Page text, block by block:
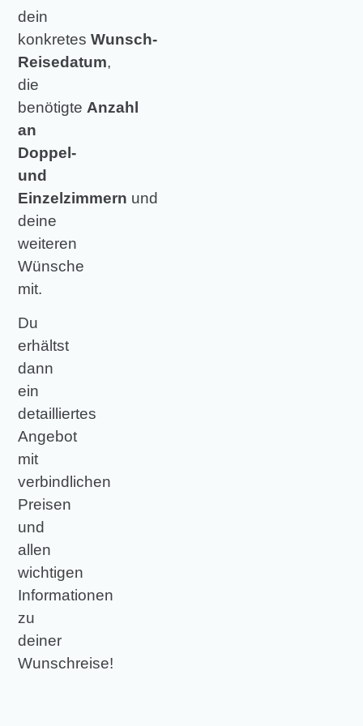
dein
konkretesWunsch-
Reisedatum,
die
benötigte Anzahl
an
Doppel-
und
Einzelzimmern und
deine
weiteren
Wünsche
mit.
Du
erhältst
dann
ein
detailliertes
Angebot
mit
verbindlichen
Preisen
und
allen
wichtigen
Informationen
zu
deiner
Wunschreise!